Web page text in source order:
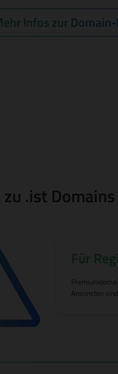
Infos zur
.ist Domains
Für
Ansonsten